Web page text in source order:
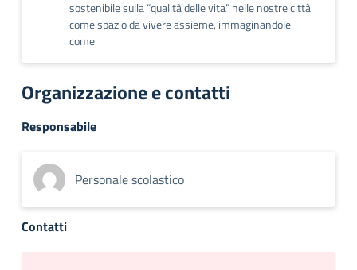
sostenibile sulla “qualità delle vita” nelle nostre città
come spazio da vivere assieme, immaginandole
come
Organizzazione e contatti
Responsabile
Personale scolastico
Contatti